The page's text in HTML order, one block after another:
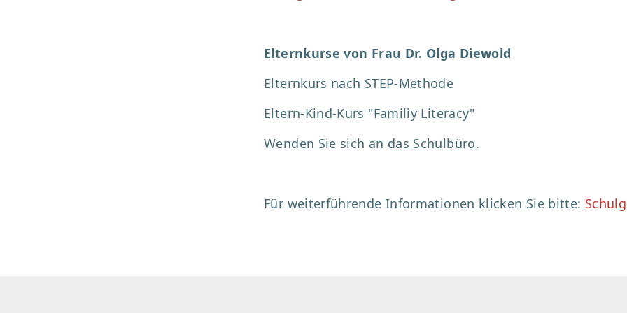
Elternkurse von Frau Dr. Olga Diewold
Elternkurs nach STEP-Methode
Eltern-Kind-Kurs "Familiy Literacy"
Wenden Sie sich an das Schulbüro.
Für weiterführende Informationen klicken Sie bitte: